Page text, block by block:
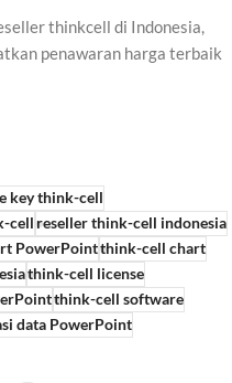
thinkcell di Indonesia,
penawaran harga terbaik
key think-cell
cellreseller think-cell indonesia
PowerPointthink-cell chart
think-cell license
think-cell software
data PowerPoint